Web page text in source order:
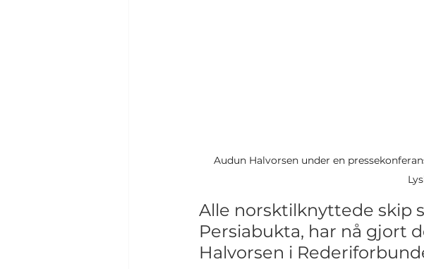
Audun Halvorsen under en
Alle norsktilknyttede skip
Persiabukta, har nå gjort
Halvorsen i